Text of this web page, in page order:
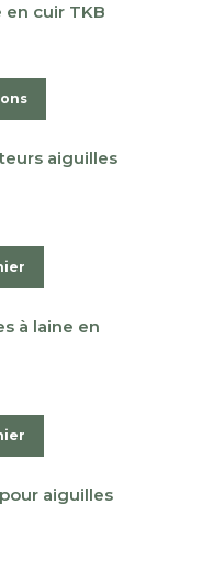
cuir TKB
produit
plusieurs
choisies
aiguilles
à laine en
aiguilles